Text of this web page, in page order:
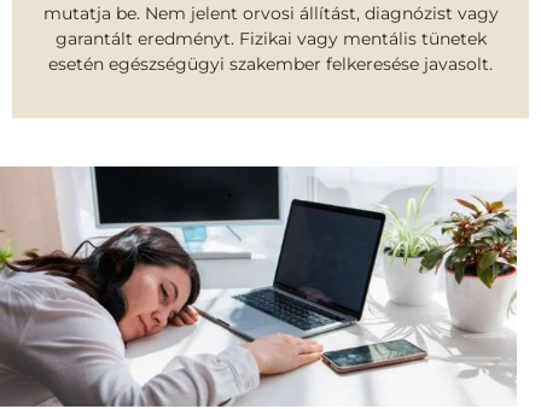
mutatja be. Nem jelent orvosi állítást, diagnózist vagy
garantált eredményt. Fizikai vagy mentális tünetek
esetén egészségügyi szakember felkeresése javasolt.